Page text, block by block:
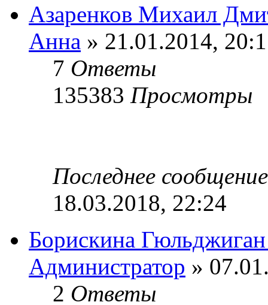
Азаренков Михаил
Анна » 21.01.2014,
7 Ответы
135383 Просмотры
Последнее
18.03.2018, 22:24
Борискина
Администратор »
2 Ответы